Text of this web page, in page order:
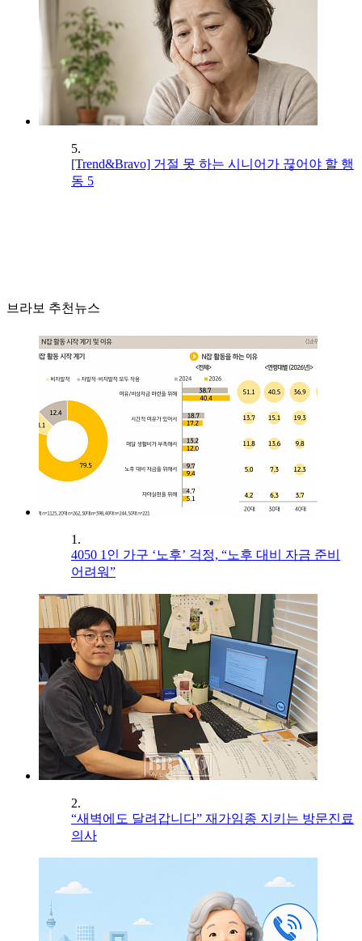
5.
[Trend&Bravo] 거절 못 하는 시니어가 끊어야 할 행
동 5
브라보 추천뉴스
1.
4050 1인 가구 ‘노후’ 걱정, “노후 대비 자금 준비
어려워”
2.
“새벽에도 달려갑니다” 재가임종 지키는 방문진료
의사